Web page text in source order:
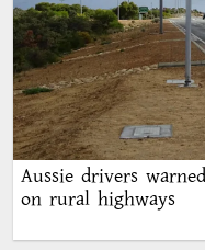
Aussie drivers
on rural highways